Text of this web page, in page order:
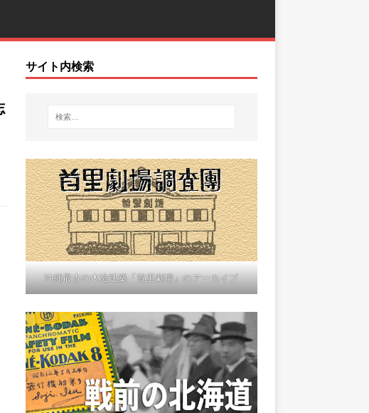
サイト内検索
沖縄最古の木造建築「首里劇場」のアーカイブ